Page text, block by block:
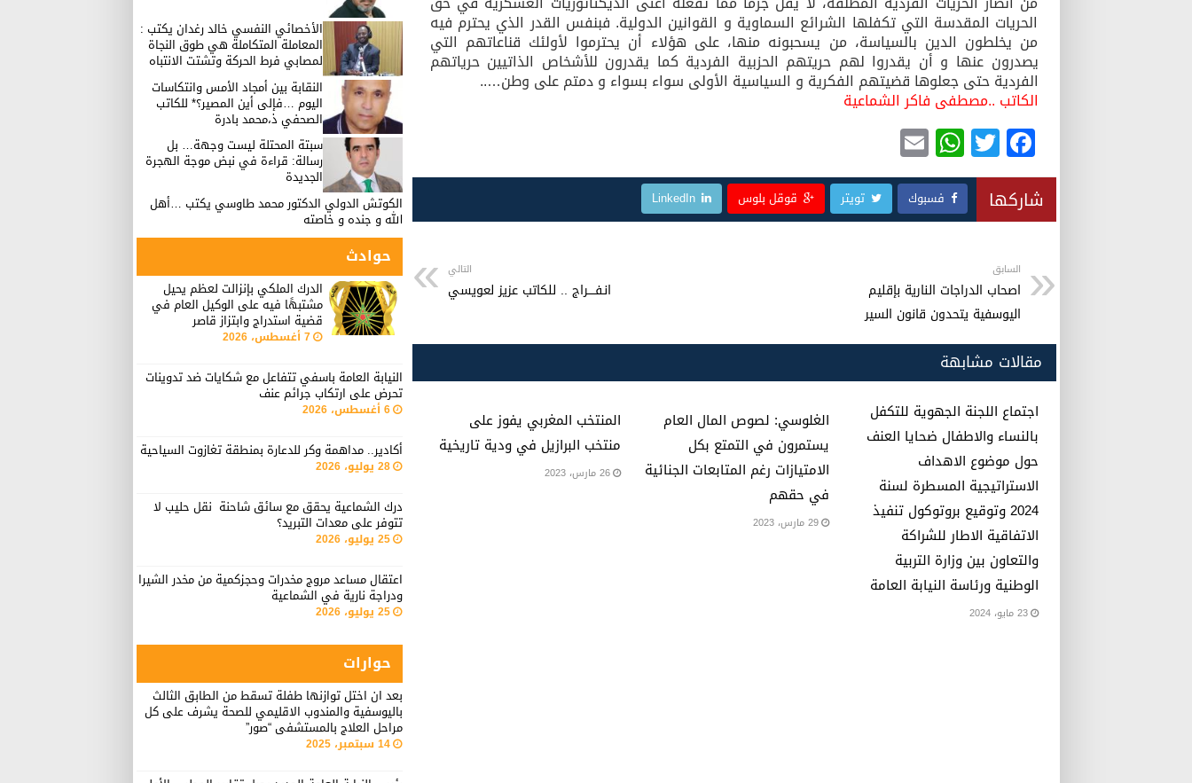
الأخصائي النفسي خالد رغدان يكتب :
المعاملة المتكاملة هي طوق النجاة
لمصابي فرط الحركة وتشتت الانتباه
النقابة بين أمجاد الأمس وانتكاسات
اليوم …فإلى أين المصير؟* للكاتب
الصحفي ذ،محمد بادرة
سبتة المحتلة ليست وجهة… بل
رسالة: قراءة في نبض موجة الهجرة
الجديدة
الكوتش الدولي الدكتور محمد طاوسي يكتب …أهل
الله و جنده و خاصته
حوادث
الدرك الملكي بإنزالت لعظم يحيل
مشتبهًا فيه على الوكيل العام في
قضية استدراج وابتزاز قاصر
7 أغسطس، 2026
النيابة العامة باسفي تتفاعل مع شكايات ضد تدوينات
تحرض على ارتكاب جرائم عنف
6 أغسطس، 2026
أكادير.. مداهمة وكر للدعارة بمنطقة تغازوت السياحية
28 يوليو، 2026
درك الشماعية يحقق مع سائق شاحنة نقل حليب لا
تتوفر على معدات التبريد؟
25 يوليو، 2026
اعتقال مساعد مروج مخدرات وحجزكمية من مخدر الشيرا
ودراجة نارية في الشماعية
25 يوليو، 2026
حوارات
بعد ان اختل توازنها طفلة تسقط من الطابق الثالث
باليوسفية والمندوب الاقليمي للصحة يشرف على كل
مراحل العلاج بالمستشفى “صور”
14 سبتمبر، 2025
الحريات المقدسة التي تكفلها الشرائع السماوية و القوانين الدولية. فبنفس القدر الذي يحترم فيه
من يخلطون الدين بالسياسة، من يسحبونه منها، على هؤلاء أن يحترموا لأولئك قناعاتهم التي
يصدرون عنها و أن يقدروا لهم حريتهم الحزبية الفردية كما يقدرون للأشخاص الذاتيين حرياتهم
الفردية حتى جعلوها قضيتهم الفكرية و السياسية الأولى سواء بسواء و دمتم على وطن…..
الكاتب ..مصطفى فاكر الشماعية
F
a
c
e
b
o
o
k
T
wi
tt
er
W
h
at
s
p
p
m
ail شاركها فسبوك تويتر قوقل بلوس LinkedIn
السابق
اصحاب الدراجات النارية بإقليم
اليوسفية يتحدون قانون السير
التالي
انـفــــراج .. للكاتب عزيز لعويسي
مقالات مشابهة
اجتماع اللجنة الجهوية للتكفل
بالنساء والاطفال ضحايا العنف
حول موضوع الاهداف
الاستراتيجية المسطرة لسنة
2024 وتوقيع بروتوكول تنفيذ
الاتفاقية الاطار للشراكة
والتعاون بين وزارة التربية
الوطنية ورئاسة النيابة العامة
23 مايو، 2024
الغلوسي: لصوص المال العام
يستمرون في التمتع بكل
الامتيازات رغم المتابعات الجنائية
في حقهم
29 مارس، 2023
المنتخب المغربي يفوز على
منتخب البرازيل في ودية تاريخية
26 مارس، 2023